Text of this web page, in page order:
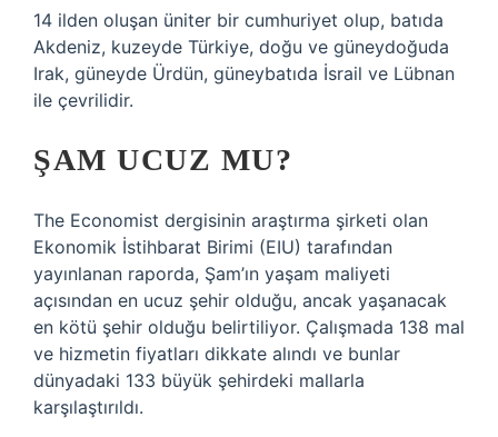
14 ilden oluşan üniter bir cumhuriyet olup, batıda
Akdeniz, kuzeyde Türkiye, doğu ve güneydoğuda
Irak, güneyde Ürdün, güneybatıda İsrail ve Lübnan
ile çevrilidir.
ŞAM UCUZ MU?
The Economist dergisinin araştırma şirketi olan
Ekonomik İstihbarat Birimi (EIU) tarafından
yayınlanan raporda, Şam’ın yaşam maliyeti
açısından en ucuz şehir olduğu, ancak yaşanacak
en kötü şehir olduğu belirtiliyor. Çalışmada 138 mal
ve hizmetin fiyatları dikkate alındı ​​ve bunlar
dünyadaki 133 büyük şehirdeki mallarla
karşılaştırıldı.